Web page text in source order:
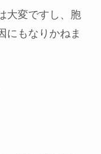
大変ですし、胞
にもなりかねま